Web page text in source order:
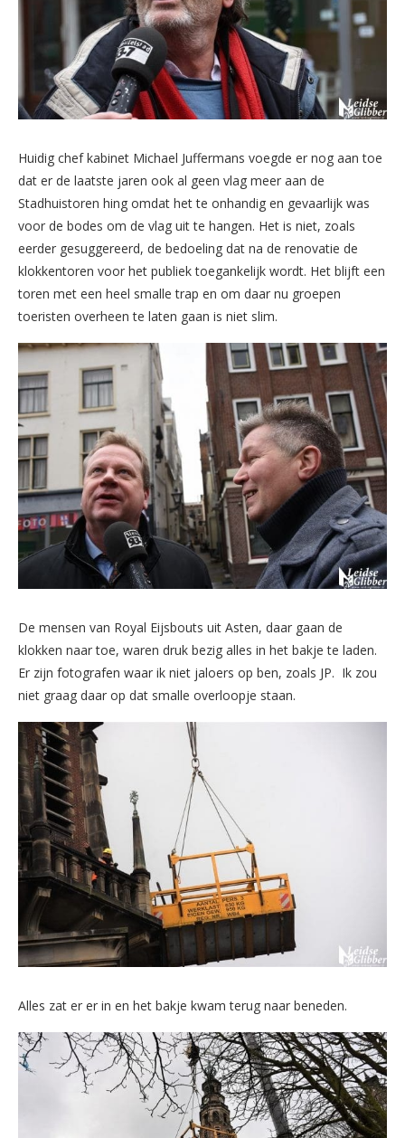
Huidig chef kabinet Michael Juffermans voegde er nog aan toe
dat er de laatste jaren ook al geen vlag meer aan de
Stadhuistoren hing omdat het te onhandig en gevaarlijk was
voor de bodes om de vlag uit te hangen. Het is niet, zoals
eerder gesuggereerd, de bedoeling dat na de renovatie de
klokkentoren voor het publiek toegankelijk wordt. Het blijft een
toren met een heel smalle trap en om daar nu groepen
toeristen overheen te laten gaan is niet slim.
De mensen van Royal Eijsbouts uit Asten, daar gaan de
klokken naar toe, waren druk bezig alles in het bakje te laden.
Er zijn fotografen waar ik niet jaloers op ben, zoals JP. Ik zou
niet graag daar op dat smalle overloopje staan.
Alles zat er er in en het bakje kwam terug naar beneden.